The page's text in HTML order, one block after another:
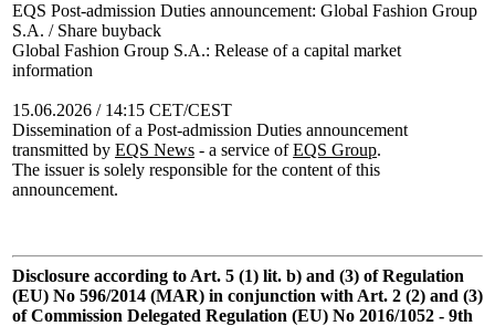
EQS Post-admission Duties announcement: Global Fashion Group
S.A. / Share buyback
Global Fashion Group S.A.: Release of a capital market
information
15.06.2026 / 14:15 CET/CEST
Dissemination of a Post-admission Duties announcement
transmitted by EQS News - a service ofEQS Group.
The issuer is solely responsible for the content of this
announcement.
Disclosure according to Art. 5 (1) lit. b) and (3) of Regulation
(EU) No 596/2014 (MAR) in conjunction with Art. 2 (2) and (3)
of Commission Delegated Regulation (EU) No 2016/1052 - 9th